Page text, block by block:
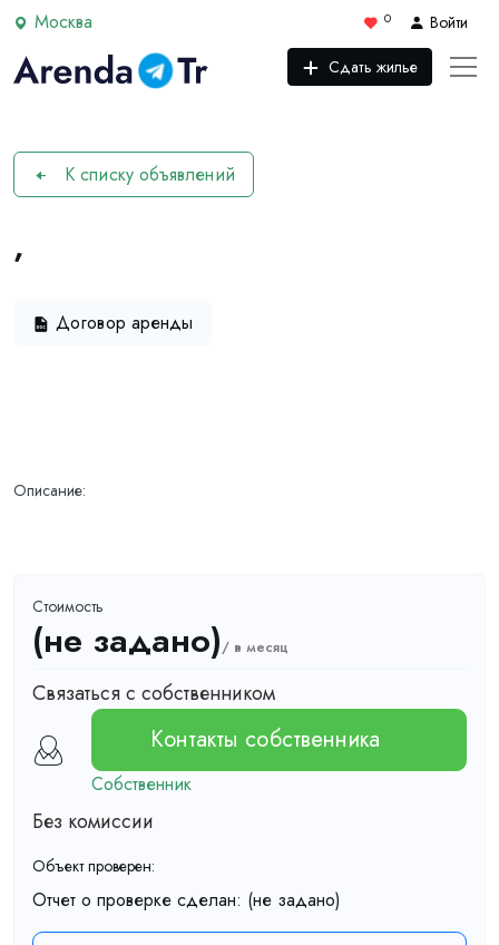
Москва 0
Войти
Сдать жилье
К списку объявлений
,
Договор аренды
Описание:
Стоимость
(не задано)/ в месяц
Связаться с собственником
Контакты собственника
Собственник
Без комиссии
Объект проверен:
Отчет о проверке сделан: (не задано)